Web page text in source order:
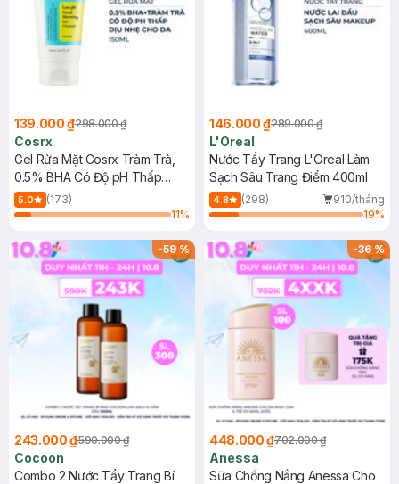
139.000 ₫298.000 ₫
Cosrx
Gel Rửa Mặt Cosrx Tràm Trà,
0.5% BHA Có Độ pH Thấp
150ml
5.0
(173)
11%
146.000 ₫289.000 ₫
L'Oreal
Nước Tẩy Trang L'Oreal Làm
Sạch Sâu Trang Điểm 400ml
4.8 (298)
910/tháng
19%
-59%
243.000 ₫590.000 ₫
Cocoon
Combo 2 Nước Tẩy Trang Bí
-36%
448.000 ₫702.000 ₫
Anessa
Sữa Chống Nắng Anessa Cho